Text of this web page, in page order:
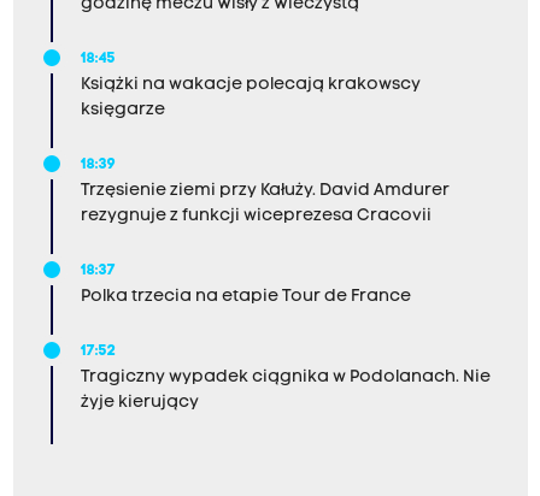
godzinę meczu Wisły z Wieczystą
18:45
Książki na wakacje polecają krakowscy
księgarze
18:39
Trzęsienie ziemi przy Kałuży. David Amdurer
rezygnuje z funkcji wiceprezesa Cracovii
18:37
Polka trzecia na etapie Tour de France
17:52
Tragiczny wypadek ciągnika w Podolanach. Nie
żyje kierujący